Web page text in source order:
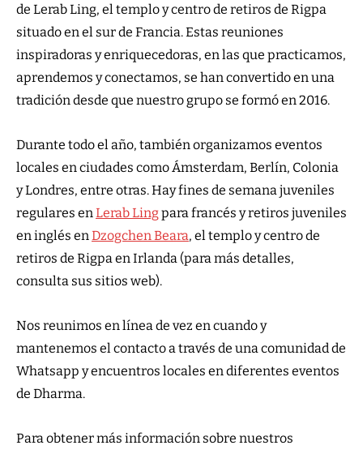
de Lerab Ling, el templo y centro de retiros de Rigpa
situado en el sur de Francia. Estas reuniones
inspiradoras y enriquecedoras, en las que practicamos,
aprendemos y conectamos, se han convertido en una
tradición desde que nuestro grupo se formó en 2016.
Durante todo el año, también organizamos eventos
locales en ciudades como Ámsterdam, Berlín, Colonia
y Londres, entre otras. Hay fines de semana juveniles
regulares enLerab Lingpara francés y retiros juveniles
en inglés enDzogchen Beara, el templo y centro de
retiros de Rigpa en Irlanda (para más detalles,
consulta sus sitios web).
Nos reunimos en línea de vez en cuando y
mantenemos el contacto a través de una comunidad de
Whatsapp y encuentros locales en diferentes eventos
de Dharma.
Para obtener más información sobre nuestros